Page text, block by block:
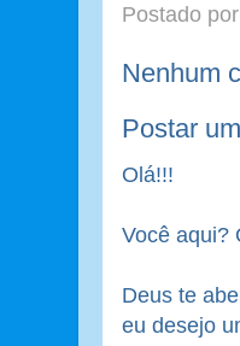
Postado por
Nenhum
Postar
Olá!!!
Você aqui?
Deus te
eu desejo